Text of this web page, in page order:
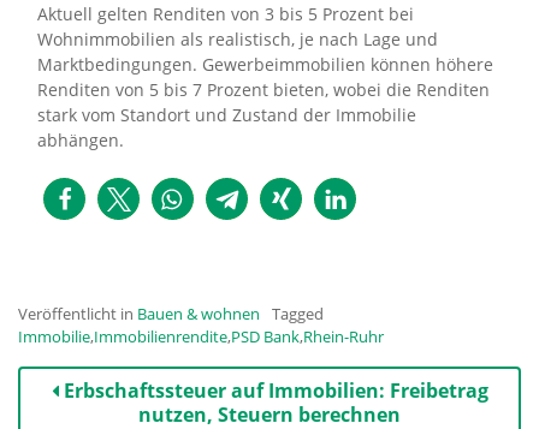
Aktuell gelten Renditen von 3 bis 5 Prozent bei
Wohnimmobilien als realistisch, je nach Lage und
Marktbedingungen. Gewerbeimmobilien können höhere
Renditen von 5 bis 7 Prozent bieten, wobei die Renditen
stark vom Standort und Zustand der Immobilie
abhängen.
Veröffentlicht in Bauen & wohnen
Tagged
Immobilie,Immobilienrendite,PSD Bank,Rhein-Ruhr
Beitrags-
Navigation
Erbschaftssteuer auf Immobilien: Freibetrag
nutzen, Steuern berechnen